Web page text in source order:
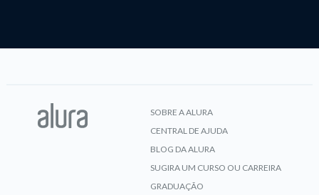
SOBRE A ALURA
CENTRAL DE AJUDA
BLOG DA ALURA
SUGIRA UM CURSO OU CARREIRA
GRADUAÇÃO